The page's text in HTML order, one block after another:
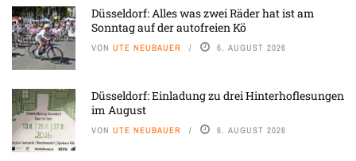
Düsseldorf: Alles was zwei Räder hat ist am
Sonntag auf der autofreien Kö
VON UTE NEUBAUER 6. AUGUST 2026
Düsseldorf: Einladung zu drei Hinterhoflesungen
im August
VON UTE NEUBAUER 6. AUGUST 2026